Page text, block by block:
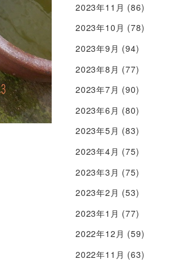
2023年11月 (86)
2023年10月 (78)
2023年9月 (94)
2023年8月 (77)
2023年7月 (90)
2023年6月 (80)
2023年5月 (83)
2023年4月 (75)
2023年3月 (75)
2023年2月 (53)
2023年1月 (77)
2022年12月 (59)
2022年11月 (63)